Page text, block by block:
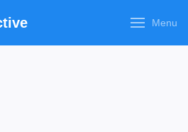
Menu